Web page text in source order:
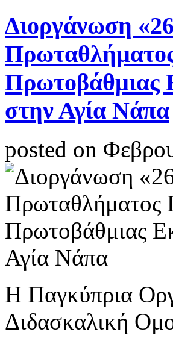
Διοργάνωση
Πρωτοβάθμιας
στην Αγία Νάπα
posted on
Η Παγκύπρια
Διδασκαλική